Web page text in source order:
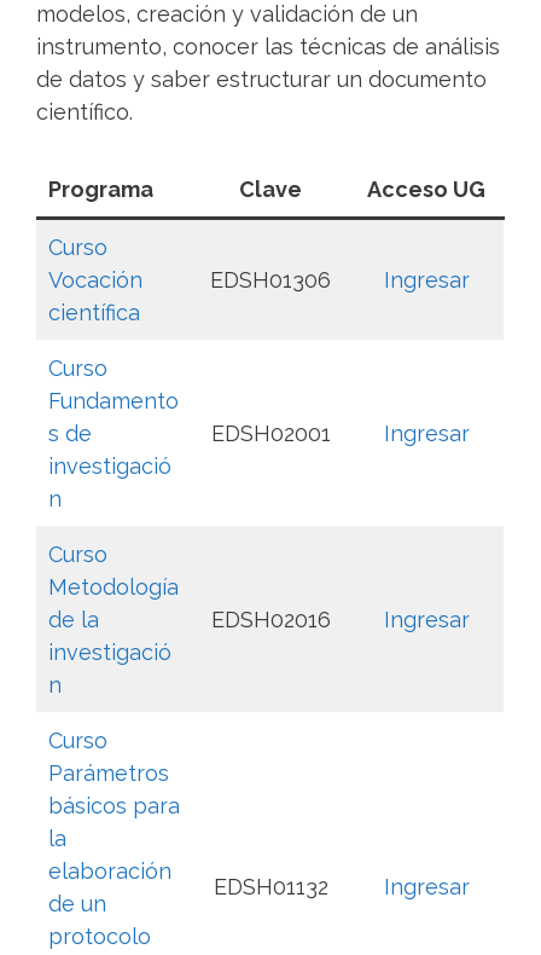
modelos, creación y validación de un
instrumento, conocer las técnicas de análisis
de datos y saber estructurar un documento
científico.
Programa Clave Acceso UG
Curso
Vocación
científica
EDSH01306 Ingresar
Curso
Fundamento
s de
investigació
n
EDSH02001 Ingresar
Curso
Metodología
de la
investigació
n
EDSH02016 Ingresar
Curso
Parámetros
básicos para
la
elaboración
de un
protocolo
EDSH01132 Ingresar